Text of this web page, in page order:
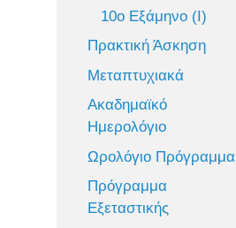
10ο Εξάμηνο (Ι)
Πρακτική Άσκηση
Μεταπτυχιακά
Ακαδημαϊκό
Ημερολόγιο
Ωρολόγιο Πρόγραμμα
Πρόγραμμα
Εξεταστικής